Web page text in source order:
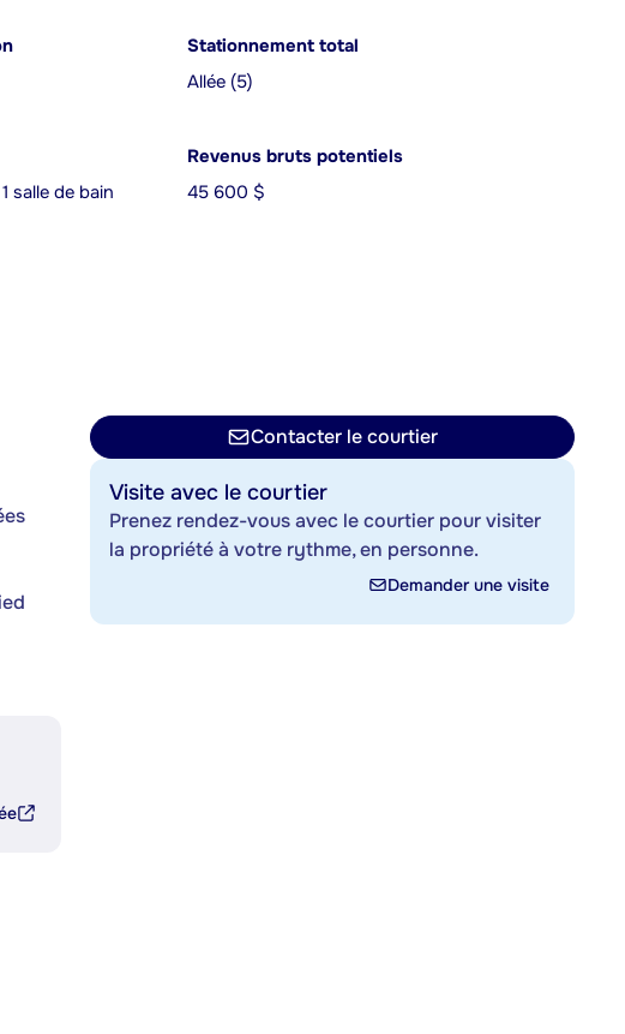
Stationnement total
Allée (5)
salle de bain
Revenus bruts potentiels
45 600 $
Contacter le courtier
Visite avec le courtier
Prenez rendez-vous avec le courtier pour visiter
la propriété à votre rythme, en personne.
Demander une visite